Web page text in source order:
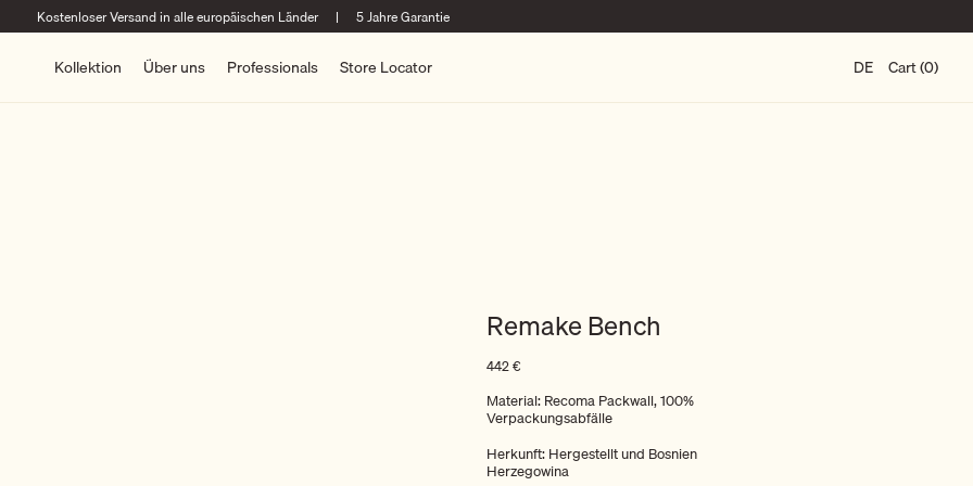
Kostenloser Versand in alle europäischen Länder | 5 Jahre Garantie
Kollektion Über uns Professionals Store Locator DE Cart (0)
Remake Bench
442€
Material: Recoma Packwall, 100%
Verpackungsabfälle
Herkunft: Hergestellt und Bosnien
Herzegowina